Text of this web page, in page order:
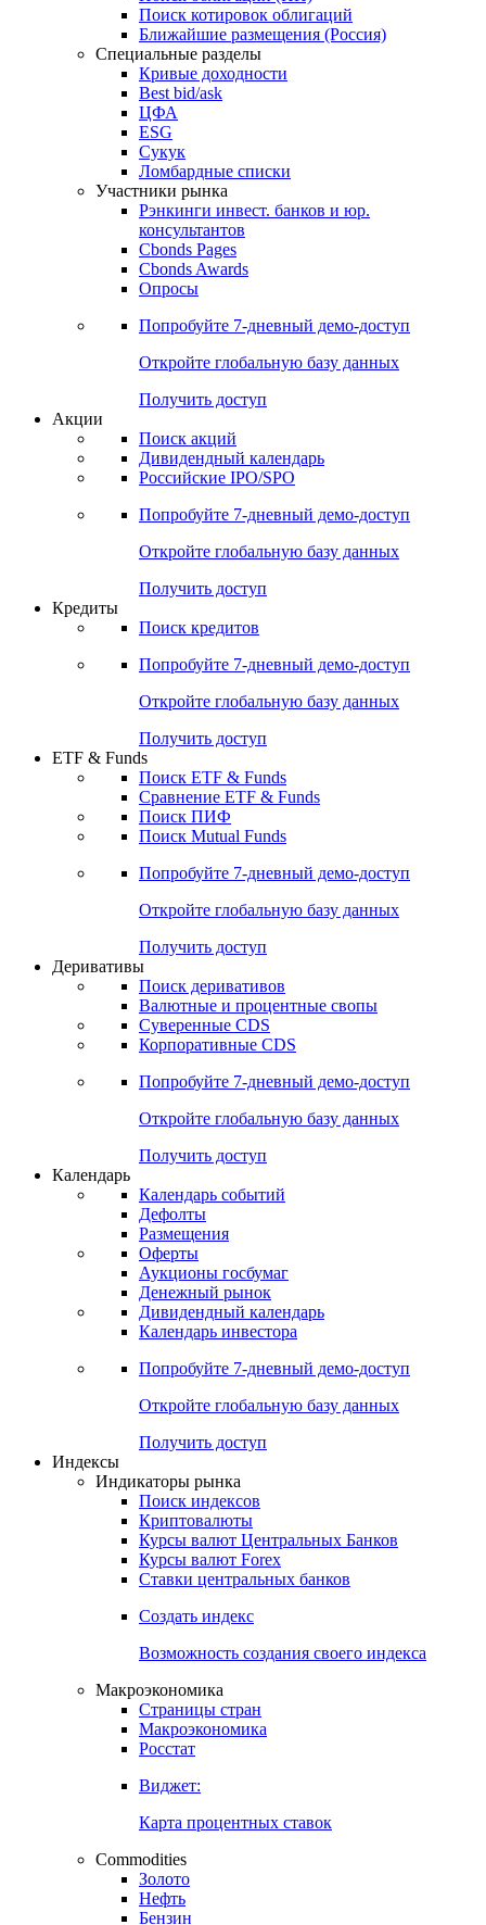
Облигации
Поиски
Поиск облигаций & Карты рынка
Поиск облигаций (ИИ)
Поиск котировок облигаций
Ближайшие размещения (Россия)
Специальные разделы
Кривые доходности
Best bid/ask
ЦФА
ESG
Сукук
Ломбардные списки
Участники рынка
Рэнкинги инвест. банков и юр.
Cbonds Pages
Опросы
Попробуйте7-дневный
Откройте глобальную базу данных
Получить доступ
Поиск акций
Российские IPO/SPO
Попробуйте7-дневный
Откройте глобальную базу данных
Получить доступ
Поиск кредитов
Попробуйте7-дневный
Откройте глобальную базу данных
Получить доступ
ETF & Funds
Сравнение ETF & Funds
Поиск Mutual Funds
Попробуйте7-дневный
Откройте глобальную базу данных
Получить доступ
Деривативы
Валютные и процентные свопы
Корпоративные CDS
Попробуйте7-дневный
Откройте глобальную базу данных
Получить доступ
Календарь
Календарь событий
Дефолты
Размещения
Оферты
Денежный рынок
Календарь инвестора
Попробуйте7-дневный
Откройте глобальную базу данных
Получить доступ
Индикаторы рынка
Поиск индексов
Курсы валют Центральных Банков
Ставки центральных банков
Создать индекс
Возможность создания своего индекса
Страницы стран
Росстат
Виджет:
Карта процентных ставок